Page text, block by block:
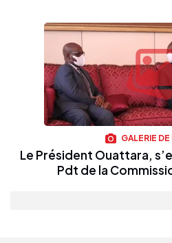
GALERIE
Le Président Ouattara,
Pdt de la